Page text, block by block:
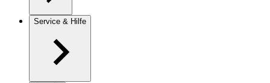
Service & Hilfe